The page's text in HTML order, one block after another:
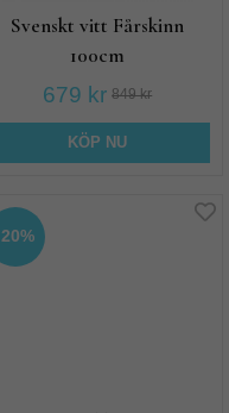
Svenskt vitt Fårskinn
100cm
679 kr 849 kr
KÖP NU
20%